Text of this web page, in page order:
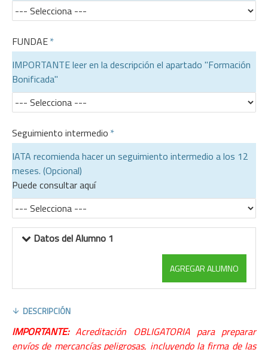
FUNDAE
IMPORTANTE leer en la descripción el apartado "Formación
Bonificada"
Seguimiento intermedio
IATA recomienda hacer un seguimiento intermedio a los 12
meses. (Opcional)
Puede consultar aquí
Datos del Alumno 1
AGREGAR ALUMNO
DESCRIPCIÓN
IMPORTANTE:Acreditación OBLIGATORIA para preparar
envíos de mercancías peligrosas, incluyendo la firma de las